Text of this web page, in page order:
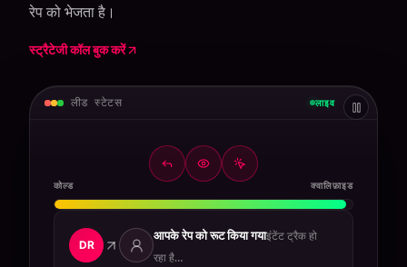
रेप को भेजता है।
स्ट्रैटेजी कॉल बुक करें
लीड स्टेटस लाइव
कोल्ड क्वालिफ़ाइड
DR
आपके रेप को रूट किया गयाक्वालिफ़ाइड ·
कॉन्टेक्स्ट संलग्न